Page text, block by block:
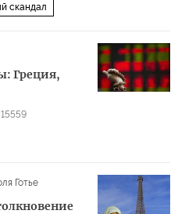
скандал
Греция,
15559
Готье